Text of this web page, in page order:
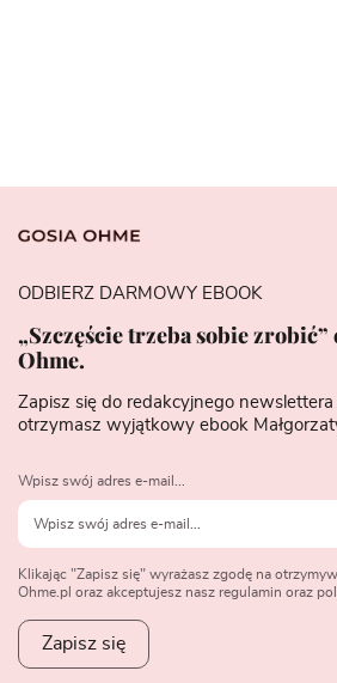
ODBIERZ DARMOWY EBOOK
„Szczęście trzeba sobie zrobić”
Ohme.
Zapisz się do redakcyjnego
otrzymasz wyjątkowy ebook
Wpisz swój adres e-mail...
Klikając "Zapisz się" wyrażasz zgodę na
Ohme.pl oraz akceptujesz nasz regulamin oraz
Zapisz się